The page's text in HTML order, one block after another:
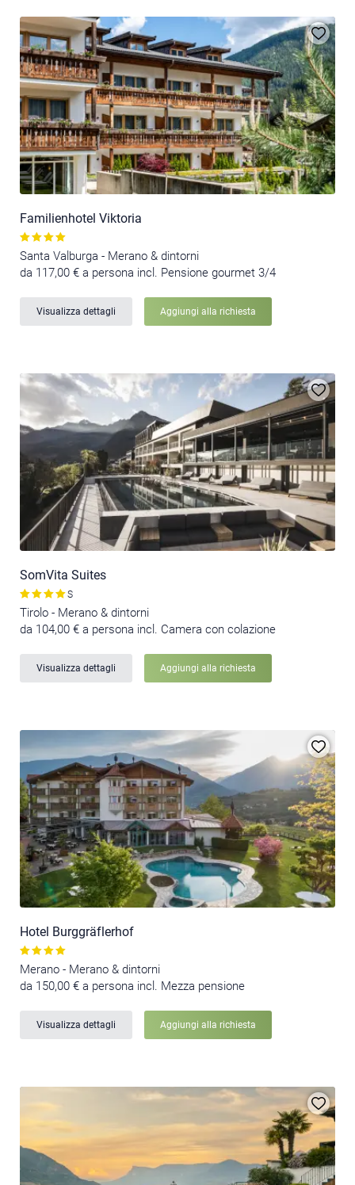
Familienhotel Viktoria
Santa Valburga - Merano & dintorni
da 117,00 € a persona incl. Pensione gourmet 3/4
Visualizza dettagli Aggiungi alla richiesta
SomVita Suites
S
Tirolo - Merano & dintorni
da 104,00 € a persona incl. Camera con colazione
Visualizza dettagli Aggiungi alla richiesta
Hotel Burggräflerhof
Merano - Merano & dintorni
da 150,00 € a persona incl. Mezza pensione
Visualizza dettagli Aggiungi alla richiesta